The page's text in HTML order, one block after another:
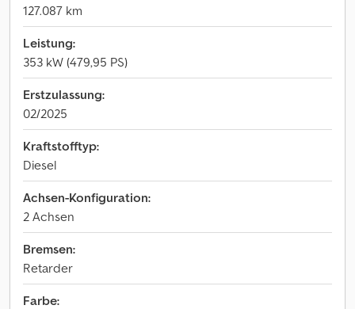
127.087 km
Leistung:
353 kW (479,95 PS)
Erstzulassung:
02/2025
Kraftstofftyp:
Diesel
Achsen-Konfiguration:
2 Achsen
Bremsen:
Retarder
Farbe: